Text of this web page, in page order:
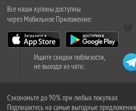
Все наши купоны доступны
через Мобильное Приложение:
Ищите скидки поблизости,
не выходя из чата:
Сэкономьте до 90% при любых покупках
Подпишитесь на самые выгодные предложения